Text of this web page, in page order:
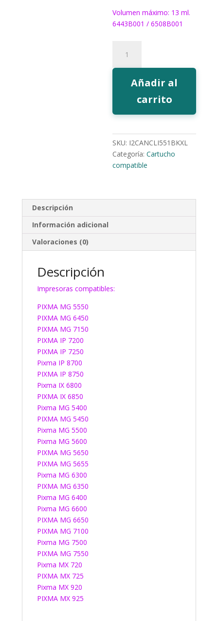
Volumen máximo: 13 ml.
6443B001 / 6508B001
Tinta
EcoInk
CLI551
foto
Añadir al
carrito
SKU: I2CANCLI551BKXL
Categoría:Cartucho
compatible
Descripción
Información adicional
Valoraciones (0)
Descripción
Impresoras compatibles:
PIXMA MG 5550
PIXMA MG 6450
PIXMA MG 7150
PIXMA IP 7200
PIXMA IP 7250
Pixma IP 8700
PIXMA IP 8750
Pixma IX 6800
PIXMA IX 6850
Pixma MG 5400
PIXMA MG 5450
Pixma MG 5500
Pixma MG 5600
PIXMA MG 5650
PIXMA MG 5655
Pixma MG 6300
PIXMA MG 6350
Pixma MG 6400
Pixma MG 6600
PIXMA MG 6650
PIXMA MG 7100
Pixma MG 7500
PIXMA MG 7550
Pixma MX 720
PIXMA MX 725
Pixma MX 920
PIXMA MX 925